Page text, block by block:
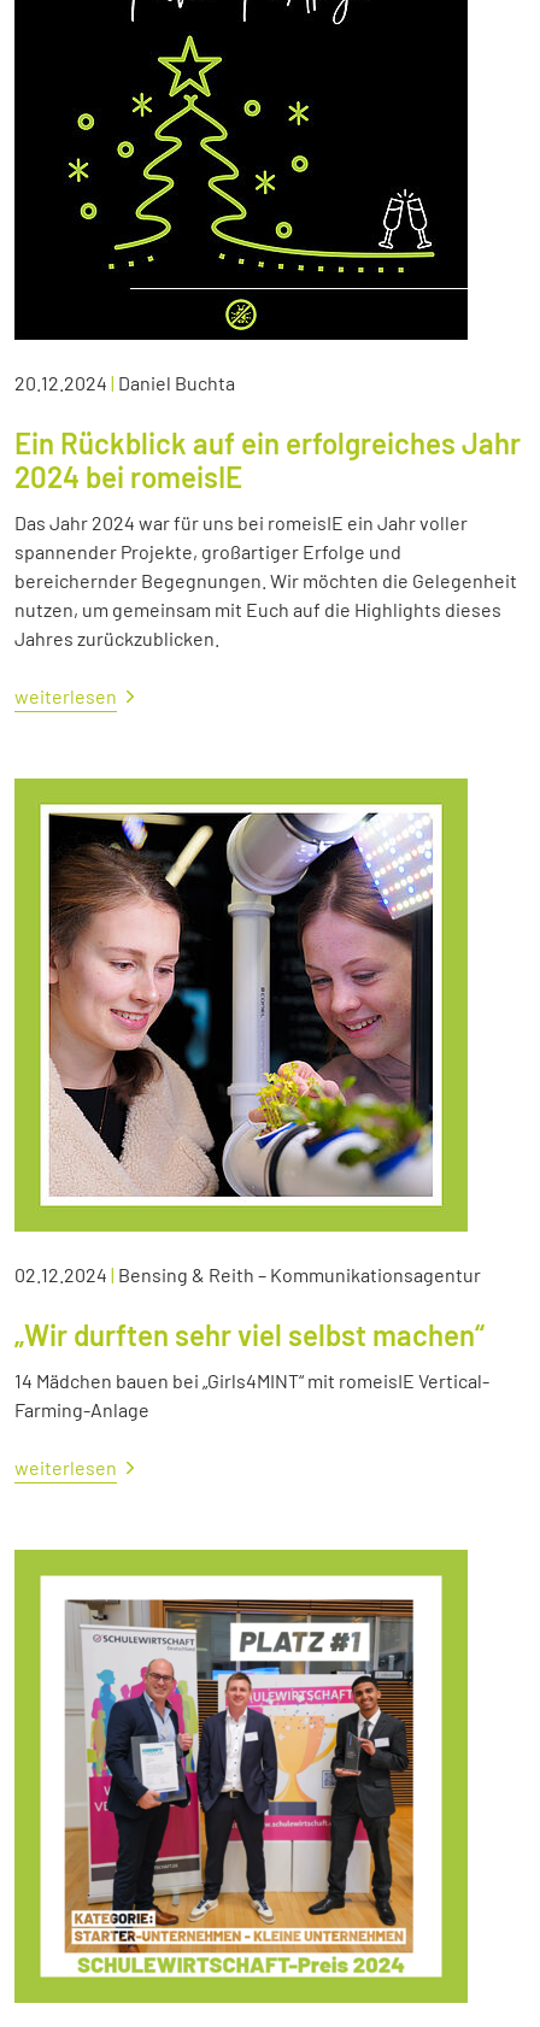
20.12.2024 | Daniel Buchta
Ein Rückblick auf ein erfolgreiches Jahr
2024 bei romeisIE
Das Jahr 2024 war für uns bei romeisIE ein Jahr voller
spannender Projekte, großartiger Erfolge und
bereichernder Begegnungen. Wir möchten die Gelegenheit
nutzen, um gemeinsam mit Euch auf die Highlights dieses
Jahres zurückzublicken.
weiterlesen
02.12.2024 | Bensing & Reith – Kommunikationsagentur
„Wir durften sehr viel selbst machen“
14 Mädchen bauen bei „Girls4MINT“ mit romeisIE Vertical-
Farming-Anlage
weiterlesen